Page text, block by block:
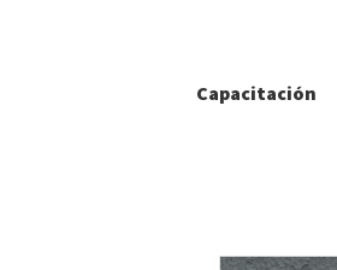
Capacitación